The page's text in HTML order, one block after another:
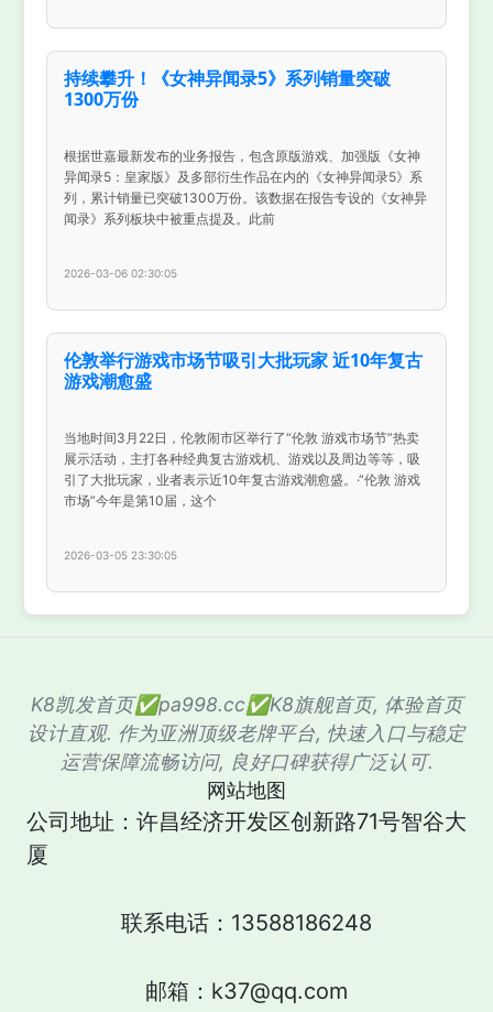
持续攀升！《女神异闻录5》系列销量突破
1300万份
根据世嘉最新发布的业务报告，包含原版游戏、加强版《女神
异闻录5：皇家版》及多部衍生作品在内的《女神异闻录5》系
列，累计销量已突破1300万份。该数据在报告专设的《女神异
闻录》系列板块中被重点提及。此前
2026-03-06 02:30:05
伦敦举行游戏市场节吸引大批玩家 近10年复古
游戏潮愈盛
当地时间3月22日，伦敦闹市区举行了“伦敦 游戏市场节”热卖
展示活动，主打各种经典复古游戏机、游戏以及周边等等，吸
引了大批玩家，业者表示近10年复古游戏潮愈盛。·“伦敦 游戏
市场”今年是第10届，这个
2026-03-05 23:30:05
K8凯发首页✅pa998.cc✅K8旗舰首页, 体验首页
设计直观. 作为亚洲顶级老牌平台, 快速入口与稳定
运营保障流畅访问, 良好口碑获得广泛认可.
网站地图
公司地址：许昌经济开发区创新路71号智谷大
厦
联系电话：13588186248
邮箱：k37@qq.com